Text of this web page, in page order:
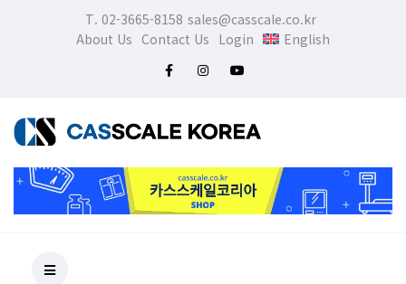
T. 02-3665-8158 sales@casscale.co.kr
About Us Contact Us Login English